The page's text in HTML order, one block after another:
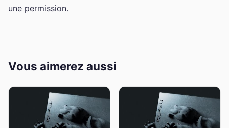
une permission.
Vous aimerez aussi